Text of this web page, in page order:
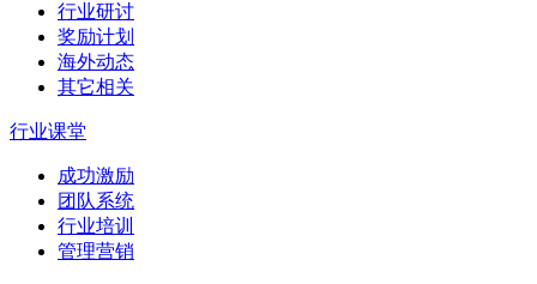
行业研讨
奖励计划
海外动态
其它相关
行业课堂
成功激励
团队系统
行业培训
管理营销